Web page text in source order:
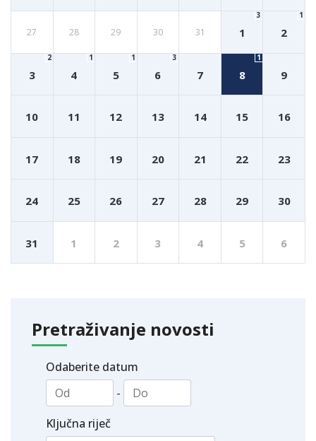
27 28 29 30 31 1
3
2
1
3
2
4
1
5
1
6
3
7 8
1
9
10 11 12 13 14 15 16
17 18 19 20 21 22 23
24 25 26 27 28 29 30
31 1 2 3 4 5 6
Pretraživanje novosti
Odaberite datum
-
Ključna riječ